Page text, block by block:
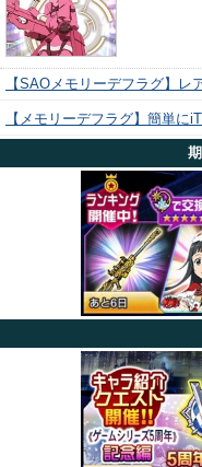
【SAOメモリーデフラグ】
【メモリーデフラグ】簡単